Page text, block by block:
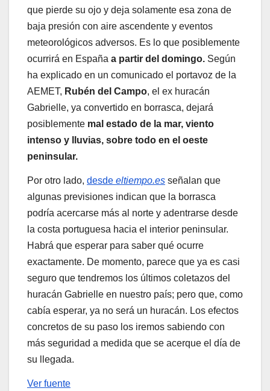
que pierde su ojo y deja solamente esa zona de
baja presión con aire ascendente y eventos
meteorológicos adversos. Es lo que posiblemente
ocurrirá en España a partir del domingo. Según
ha explicado en un comunicado el portavoz de la
AEMET, Rubén del Campo, el ex huracán
Gabrielle, ya convertido en borrasca, dejará
posiblemente mal estado de la mar, viento
intenso y lluvias, sobre todo en el oeste
peninsular.
Por otro lado, desde eltiempo.es señalan que
algunas previsiones indican que la borrasca
podría acercarse más al norte y adentrarse desde
la costa portuguesa hacia el interior peninsular.
Habrá que esperar para saber qué ocurre
exactamente. De momento, parece que ya es casi
seguro que tendremos los últimos coletazos del
huracán Gabrielle en nuestro país; pero que, como
cabía esperar, ya no será un huracán. Los efectos
concretos de su paso los iremos sabiendo con
más seguridad a medida que se acerque el día de
su llegada.
Ver fuente